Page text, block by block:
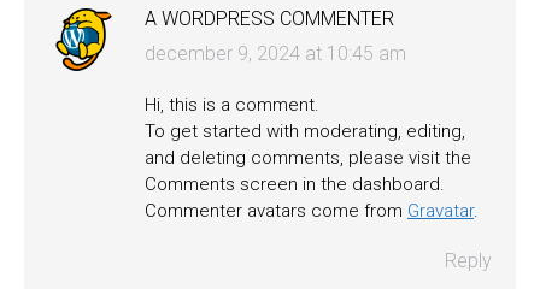
A WORDPRESS COMMENTER
says:
december 9, 2024 at 10:45 am
Hi, this is a comment.
To get started with moderating, editing,
and deleting comments, please visit the
Comments screen in the dashboard.
Commenter avatars come from Gravatar.
Reply